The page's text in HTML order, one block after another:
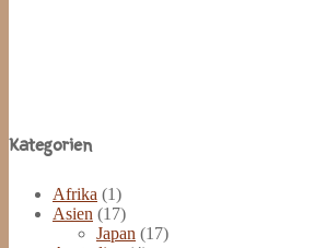
Site
Kategorien
Afrika (1)
Asien (17)
Japan (17)